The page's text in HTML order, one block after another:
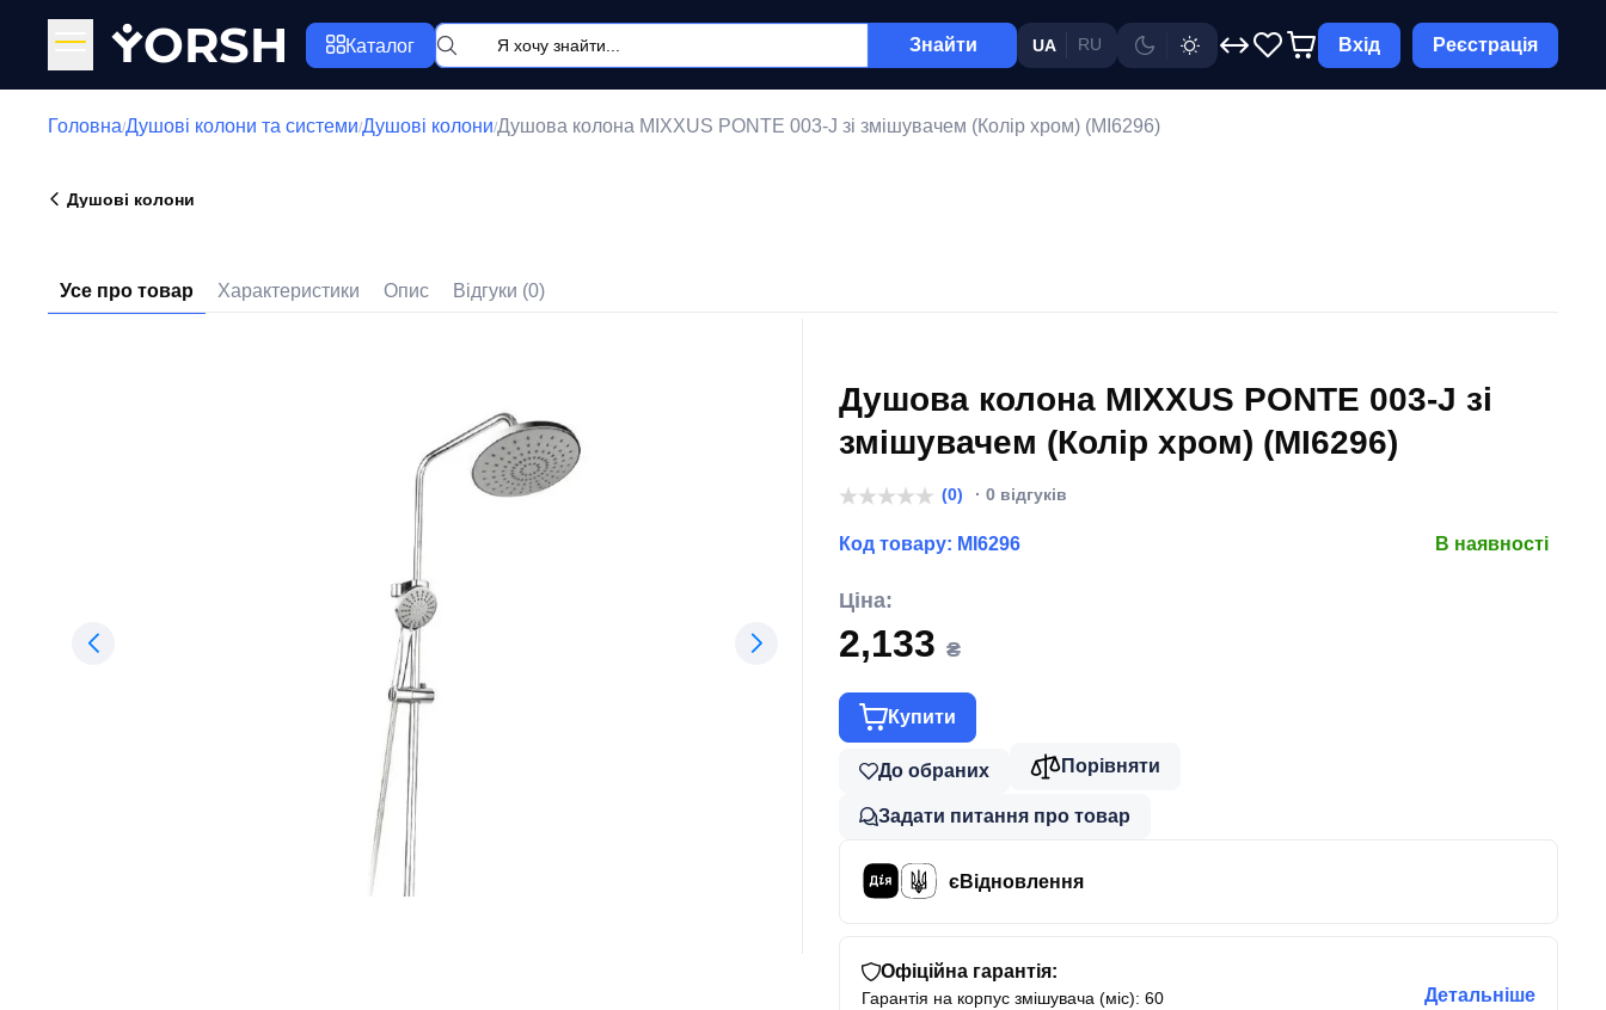
YORSH Каталог Знайти UA RU Вхід Реєстрація
Головна/Душові колони та системи/Душові колони/Душова колона MIXXUS PONTE 003-J зі змішувачем (Колір хром) (MI6296)
Душові колони
Усе про товар Характеристики Опис Відгуки (0)
Душова колона MIXXUS PONTE 003-J зі
змішувачем (Колір хром) (MI6296)
(0) · 0 відгуків
Код товару: MI6296 В наявності
Ціна:
2,133 ₴
Купити
До обраних Порівняти
Задати питання про товар
єВідновлення
Офіційна гарантія:
Гарантія на корпус змішувача (міс): 60
Детальніше